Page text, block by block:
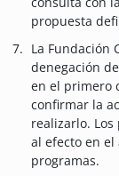
propuesta
La Fundación
denegación
en el primero
confirmar la
realizarlo.
al efecto en el
programas.